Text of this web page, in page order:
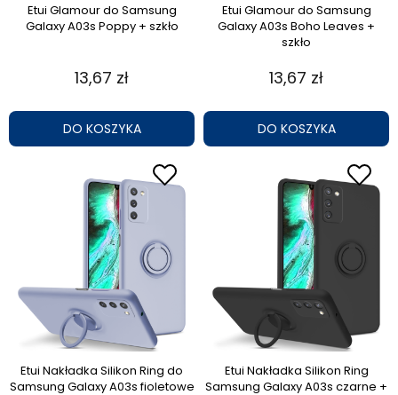
Etui Glamour do Samsung
Galaxy A03s Poppy + szkło
13,67 zł
DO KOSZYKA
Etui Glamour do Samsung
Galaxy A03s Boho Leaves +
szkło
13,67 zł
DO KOSZYKA
Etui Nakładka Silikon Ring do
Samsung Galaxy A03s fioletowe
Etui Nakładka Silikon Ring
Samsung Galaxy A03s czarne +